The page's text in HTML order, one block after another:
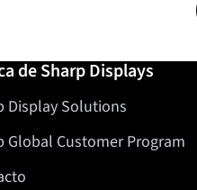
de Sharp Displays
Display Solutions
Global Customer Program